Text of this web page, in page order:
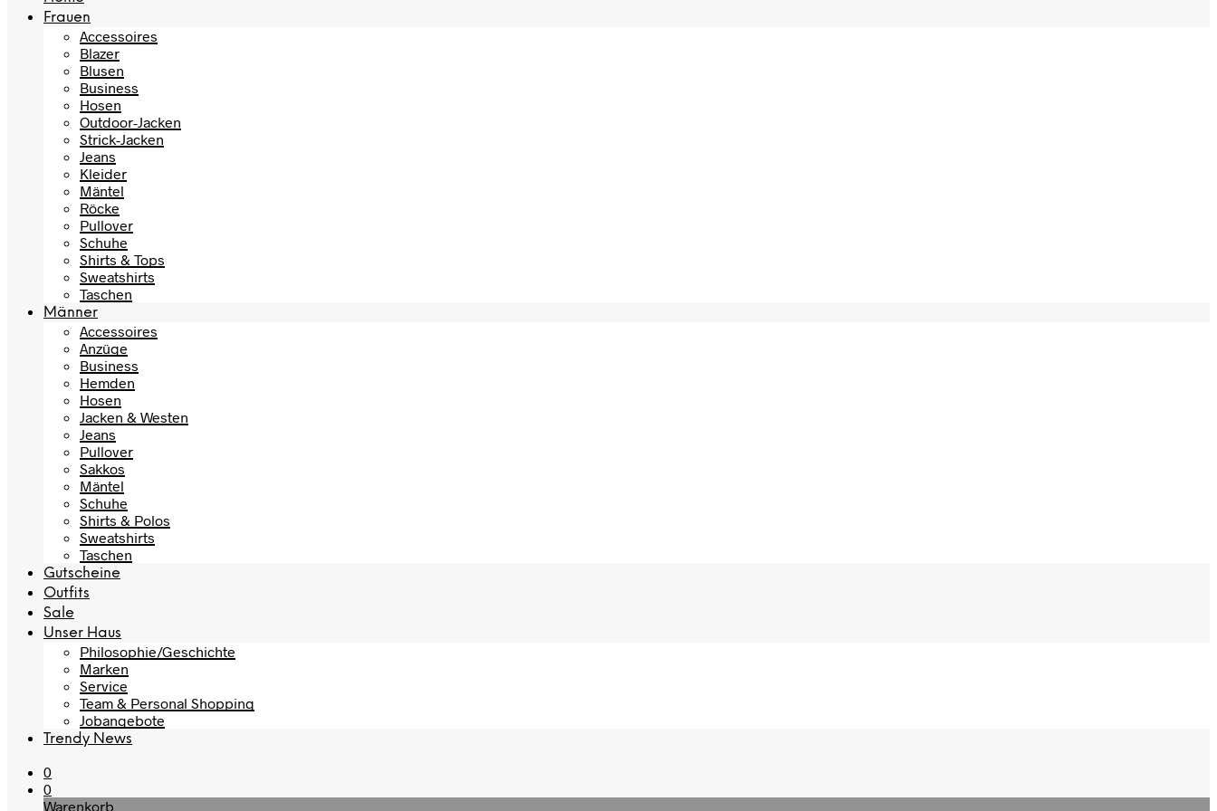
Frauen
Accessoires
Blazer
Blusen
Business
Hosen
Outdoor-Jacken
Strick-Jacken
Jeans
Kleider
Mäntel
Röcke
Pullover
Schuhe
Shirts & Tops
Sweatshirts
Taschen
Männer
Accessoires
Anzüge
Business
Hemden
Hosen
Jacken & Westen
Jeans
Pullover
Sakkos
Mäntel
Schuhe
Shirts & Polos
Sweatshirts
Taschen
Gutscheine
Outfits
Sale
Unser Haus
Philosophie/Geschichte
Marken
Service
Team & Personal Shopping
Jobangebote
Trendy News
0
0
Warenkorb